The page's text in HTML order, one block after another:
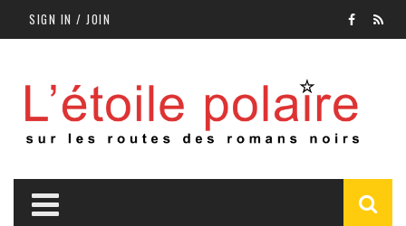
SIGN IN / JOIN